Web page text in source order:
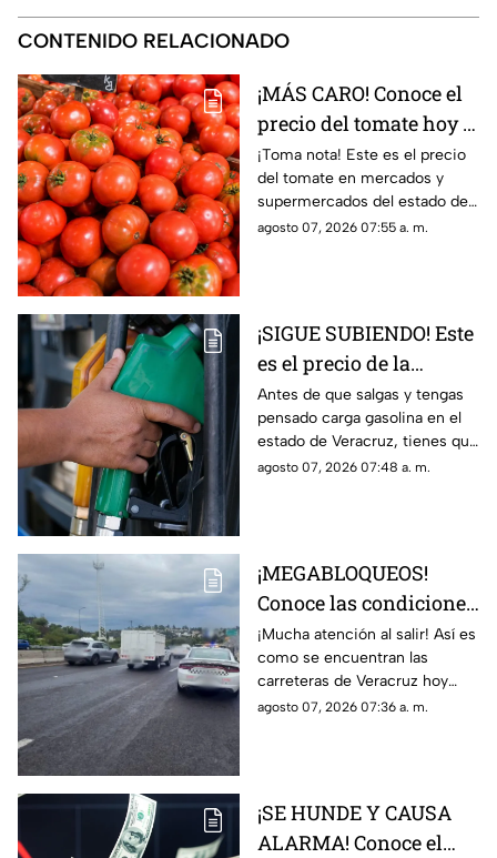
CONTENIDO RELACIONADO
¡MÁS CARO! Conoce el
precio del tomate hoy 7
de agosto 2026 en
Veracruz
¡Toma nota! Este es el precio
del tomate en mercados y
supermercados del estado de
Veracruz hoy viernes 7 de
agosto 07, 2026 07:55 a. m.
¡SIGUE SUBIENDO! Este
es el precio de la
gasolina en Veracruz
hoy 7 de agosto 2026
Antes de que salgas y tengas
pensado carga gasolina en el
estado de Veracruz, tienes que
saber los precio hoy viernes 7
agosto 07, 2026 07:48 a. m.
¡MEGABLOQUEOS!
Conoce las condiciones
de las carreteras de
Veracruz hoy 7 de
agosto 2026
¡Mucha atención al salir! Así es
como se encuentran las
carreteras de Veracruz hoy
viernes 7 de agosto del 2026,
agosto 07, 2026 07:36 a. m.
¡SE HUNDE Y CAUSA
ALARMA! Conoce el